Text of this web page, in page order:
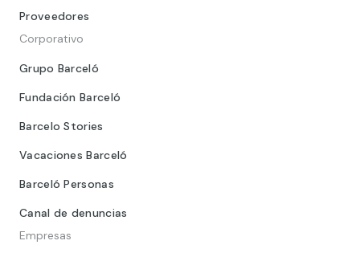
Proveedores
Corporativo
Grupo Barceló
Fundación Barceló
Barcelo Stories
Vacaciones Barceló
Barceló Personas
Canal de denuncias
Empresas